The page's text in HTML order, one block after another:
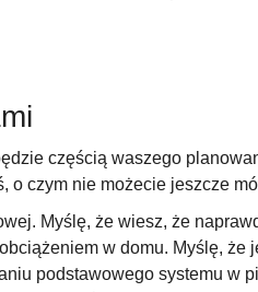
częścią waszego
o czym nie możecie jeszcze
Myślę, że wiesz, że
w domu. Myślę, że
podstawowego systemu w